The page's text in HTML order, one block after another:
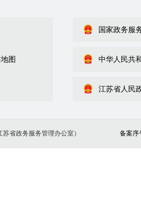
图
国家政务服
中华人民共
江苏省人民
省政务服务管理办公室） 备案序